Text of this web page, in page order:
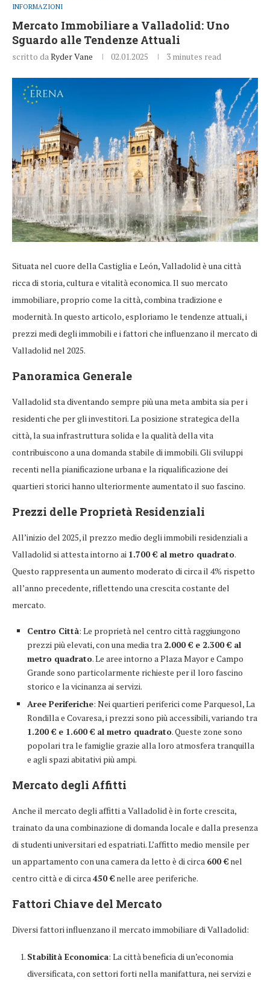
INFORMAZIONI
Mercato Immobiliare a Valladolid: Uno
Sguardo alle Tendenze Attuali
scritto daRyder Vane 02.01.2025 3 minutes read
Situata nel cuore della Castiglia e León, Valladolid è una città
ricca di storia, cultura e vitalità economica. Il suo mercato
immobiliare, proprio come la città, combina tradizione e
modernità. In questo articolo, esploriamo le tendenze attuali, i
prezzi medi degli immobili e i fattori che influenzano il mercato di
Valladolid nel 2025.
Panoramica Generale
Valladolid sta diventando sempre più una meta ambita sia per i
residenti che per gli investitori. La posizione strategica della
città, la sua infrastruttura solida e la qualità della vita
contribuiscono a una domanda stabile di immobili. Gli sviluppi
recenti nella pianificazione urbana e la riqualificazione dei
quartieri storici hanno ulteriormente aumentato il suo fascino.
Prezzi delle Proprietà Residenziali
All’inizio del 2025, il prezzo medio degli immobili residenziali a
Valladolid si attesta intorno ai 1.700 € al metro quadrato.
Questo rappresenta un aumento moderato di circa il 4% rispetto
all’anno precedente, riflettendo una crescita costante del
mercato.
Centro Città: Le proprietà nel centro città raggiungono
prezzi più elevati, con una media tra 2.000 € e 2.300 € al
metro quadrato. Le aree intorno a Plaza Mayor e Campo
Grande sono particolarmente richieste per il loro fascino
storico e la vicinanza ai servizi.
Aree Periferiche: Nei quartieri periferici come Parquesol, La
Rondilla e Covaresa, i prezzi sono più accessibili, variando tra
1.200 € e 1.600 € al metro quadrato. Queste zone sono
popolari tra le famiglie grazie alla loro atmosfera tranquilla
e agli spazi abitativi più ampi.
Mercato degli Affitti
Anche il mercato degli affitti a Valladolid è in forte crescita,
trainato da una combinazione di domanda locale e dalla presenza
di studenti universitari ed espatriati. L’affitto medio mensile per
un appartamento con una camera da letto è di circa 600 € nel
centro città e di circa450 € nelle aree periferiche.
Fattori Chiave del Mercato
Diversi fattori influenzano il mercato immobiliare di Valladolid:
Stabilità Economica: La città beneficia di un’economia
diversificata, con settori forti nella manifattura, nei servizi e